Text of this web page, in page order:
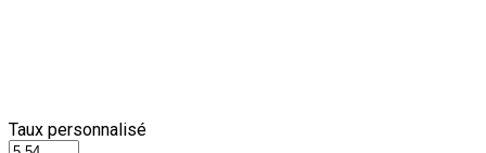
Taux personnalisé